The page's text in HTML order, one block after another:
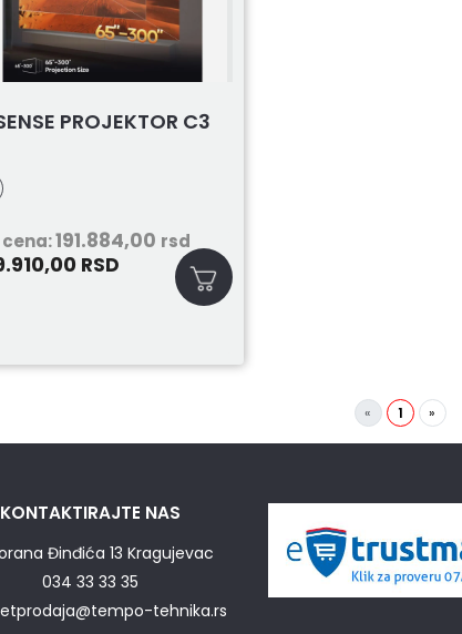
PROJEKTOR C3
cena:191.884,00 rsd
RSD
« 1 »
KONTAKTIRAJTE NAS
Đinđića 13 Kragujevac
034 33 33 35
tehnika.rs